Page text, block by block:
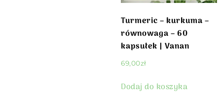
Turmeric – kurkuma –
równowaga – 60
kapsułek | Vanan
69,00zł
Dodaj do koszyka